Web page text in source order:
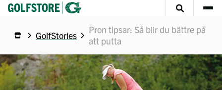
GolfStories
Pron tipsar: Så blir du bättre på
att putta